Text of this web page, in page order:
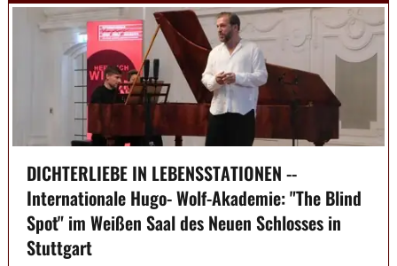
DICHTERLIEBE IN LEBENSSTATIONEN --
Internationale Hugo- Wolf-Akademie: "The Blind
Spot" im Weißen Saal des Neuen Schlosses in
Stuttgart